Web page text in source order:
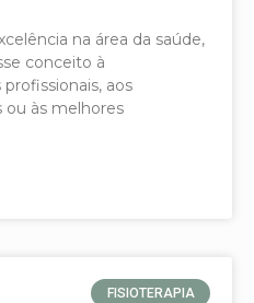
na área da saúde,
conceito à
aos
às melhores
FISIOTERAPIA